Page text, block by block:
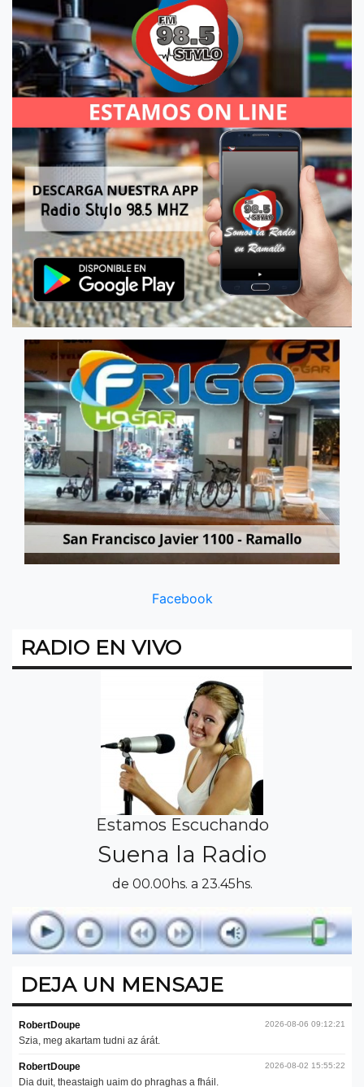
Facebook
RADIO EN VIVO
Estamos Escuchando
Suena la Radio
de 00.00hs. a 23.45hs.
DEJA UN MENSAJE